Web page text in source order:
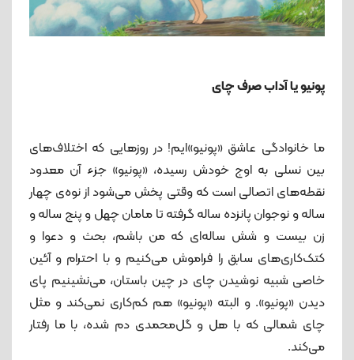
پونیو یا آداب صرف چای
ما خانوادگی عاشق «پونیو»ایم! در روزهایی که اختلاف‌های
بین نسلی به اوج خودش رسیده، «پونیو» جزء آن معدود
نقطه‌های اتصالی ا‌‌ست که وقتی پخش می‌شود از نوه‌ی چهار
ساله و نوجوان پانزده ‌‌ساله گرفته تا مامان چهل و پنج‌ ساله و
زن بیست و شش ساله‌ای که من باشم، بحث و دعوا و
کتک‌کاری‌های سابق را فراموش می‌کنیم و با احترام و آئین
خاصی شبیه نوشیدن چای در چین باستان، می‌نشینیم پای
دیدن «پونیو». و البته «پونیو» هم کم‌کاری نمی‌کند و مثل
چای شمالی که با هل و گل‌محمدی دم شده، با ما رفتار
می‌کند.